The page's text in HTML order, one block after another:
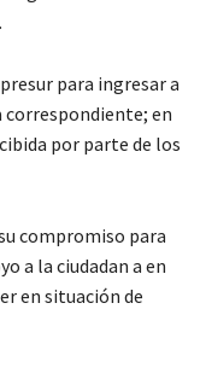
para ingresar a
correspondiente; en
por parte de los
compromiso para
a la ciudadan a en
en situación de